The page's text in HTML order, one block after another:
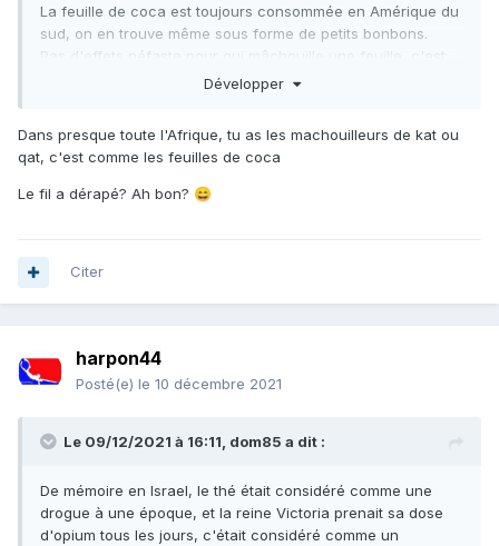
La feuille de coca est toujours consommée en Amérique du
sud, on en trouve même sous forme de petits bonbons.
Pas d'effets néfaste pour qui mâchouille une feuille, c'est
autre chose quand tu consomme de la cocaïne en poudre
Le fil a un peu dérapé, non ?
Développer
Dans presque toute l'Afrique, tu as les machouilleurs de kat ou
qat, c'est comme les feuilles de coca
Le fil a dérapé? Ah bon? 😄
Citer
harpon44
Posté(e) le 10 décembre 2021
Le 09/12/2021 à 16:11, dom85 a dit :
De mémoire en Israel, le thé était considéré comme une
drogue à une époque, et la reine Victoria prenait sa dose
d'opium tous les jours, c'était considéré comme un